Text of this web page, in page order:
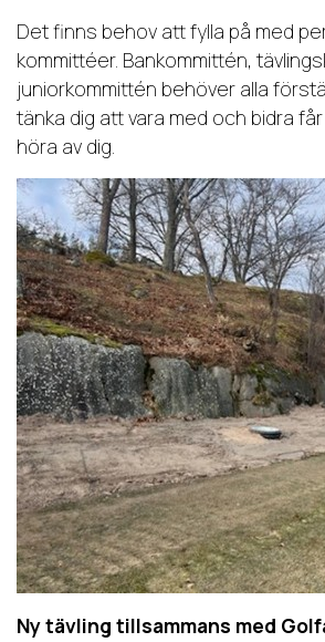
Det finns behov att fylla på med
kommittéer. Bankommittén,
juniorkommittén behöver alla
tänka dig att vara med och bidra
höra av dig.
Ny tävling tillsammans med